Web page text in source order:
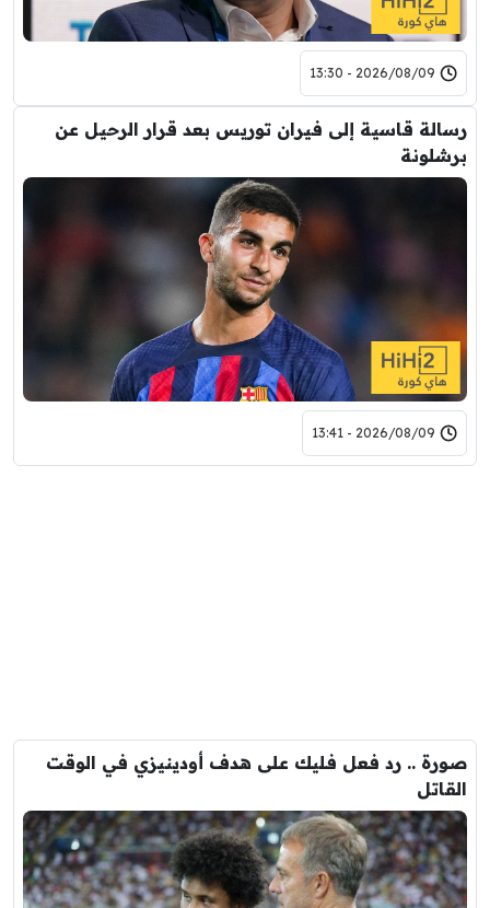
2026/08/09 - 13:30
رسالة قاسية إلى فيران توريس بعد قرار الرحيل عن
برشلونة
2026/08/09 - 13:41
صورة .. رد فعل فليك على هدف أودينيزي في الوقت
القاتل